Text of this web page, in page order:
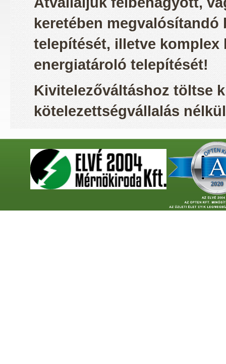
keretében megvalósítandó
telepítését, illetve komplex
energiatároló telepítését!
Kivitelezőváltáshoz töltse
kötelezettségvállalás